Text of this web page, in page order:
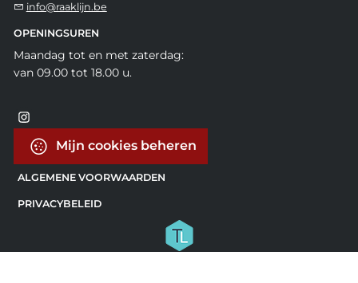
info@raaklijn.be
OPENINGSUREN
Maandag tot en met zaterdag:
van 09.00 tot 18.00 u.
Mijn cookies beheren
ALGEMENE VOORWAARDEN
PRIVACYBELEID